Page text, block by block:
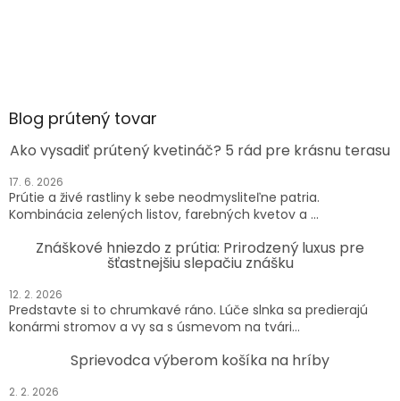
Blog prútený tovar
Ako vysadiť prútený kvetináč? 5 rád pre krásnu terasu
17. 6. 2026
Prútie a živé rastliny k sebe neodmysliteľne patria.
Kombinácia zelených listov, farebných kvetov a ...
Znáškové hniezdo z prútia: Prirodzený luxus pre
šťastnejšiu slepačiu znášku
12. 2. 2026
Predstavte si to chrumkavé ráno. Lúče slnka sa predierajú
konármi stromov a vy sa s úsmevom na tvári...
Sprievodca výberom košíka na hríby
2. 2. 2026